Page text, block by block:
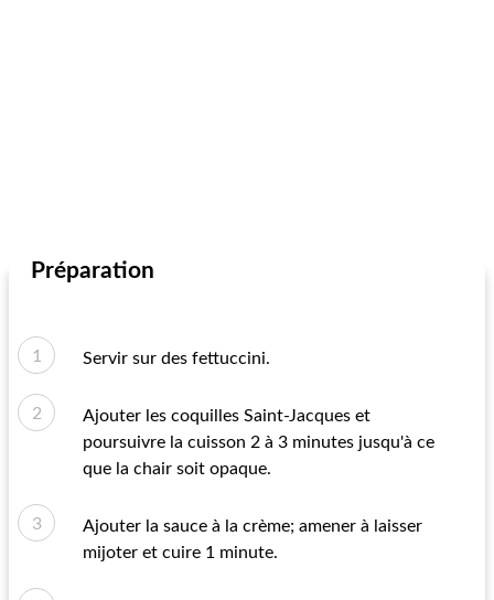
Préparation
Servir sur des fettuccini.
Ajouter les coquilles Saint-Jacques et
poursuivre la cuisson 2 à 3 minutes jusqu'à ce
que la chair soit opaque.
Ajouter la sauce à la crème; amener à laisser
mijoter et cuire 1 minute.